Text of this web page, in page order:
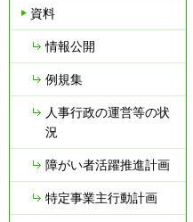
資料
情報公開
例規集
人事行政の運営等の状
況
障がい者活躍推進計画
特定事業主行動計画